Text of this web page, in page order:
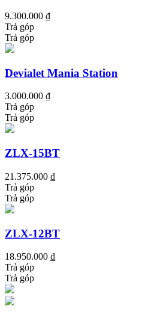
9.300.000 ₫
Trả góp
Trả góp
Devialet Mania Station
3.000.000 ₫
Trả góp
Trả góp
ZLX-15BT
21.375.000 ₫
Trả góp
Trả góp
ZLX-12BT
18.950.000 ₫
Trả góp
Trả góp